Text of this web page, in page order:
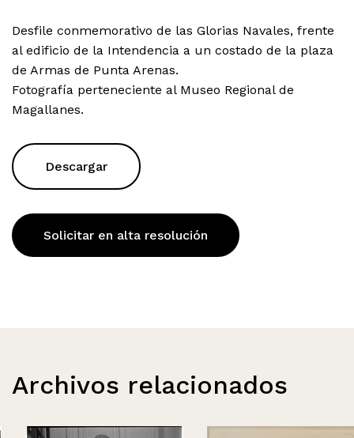
Desfile conmemorativo de las Glorias Navales, frente
al edificio de la Intendencia a un costado de la plaza
de Armas de Punta Arenas.
Fotografía perteneciente al Museo Regional de
Magallanes.
Descargar
Solicitar en alta resolución
Archivos relacionados